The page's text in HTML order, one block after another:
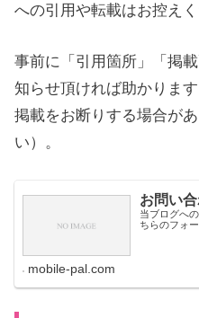
への引用や転載はお控えく
事前に「引用箇所」「掲
知らせ頂ければ助かりま
掲載をお断りする場合が
い）。
お問い
当ブログへ
ちらのフォ
mobile-pal.com